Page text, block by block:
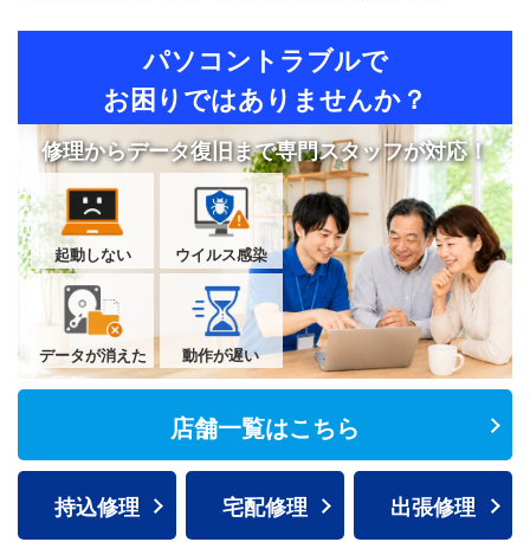
パソコントラブルで
お困りではありませんか？
修理からデータ復旧まで専門スタッフが対応！
起動しない ウイルス感染
データが消えた 動作が遅い
店舗一覧はこちら
持込修理 宅配修理 出張修理